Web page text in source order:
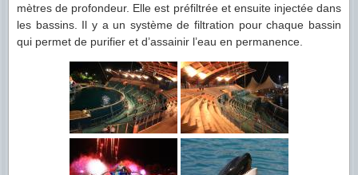
mètres de profondeur. Elle est préfiltrée et ensuite injectée dans
les bassins. Il y a un système de filtration pour chaque bassin
qui permet de purifier et d’assainir l’eau en permanence.